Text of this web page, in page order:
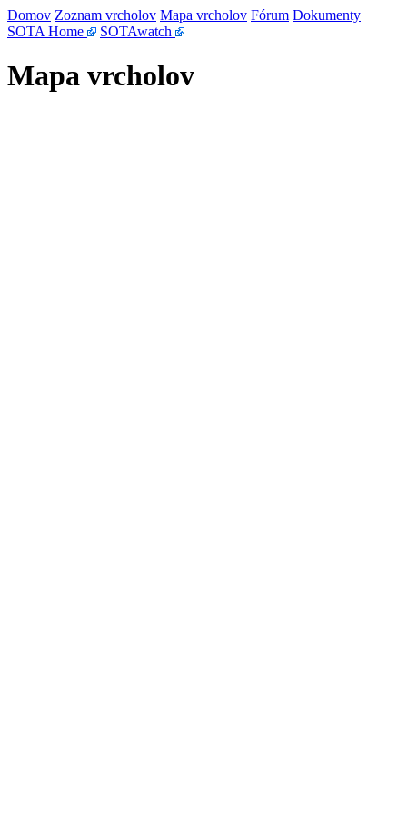
Domov Zoznam vrcholov Mapa vrcholov Fórum Dokumenty
SOTA Home
SOTAwatch
Mapa vrcholov